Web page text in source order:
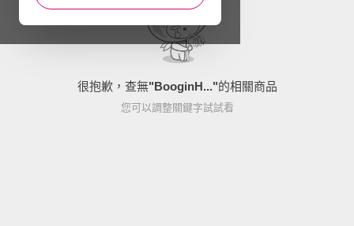
很抱歉，查無"BooginH..."的相關商品
您可以調整關鍵字試試看